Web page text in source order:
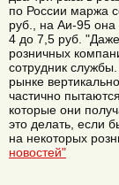
по России маржа
руб., на Аи-95
4 до 7,5 руб.
розничных
сотрудник
рынке
частично
которые они
это делать, если
на некоторых
новостей"